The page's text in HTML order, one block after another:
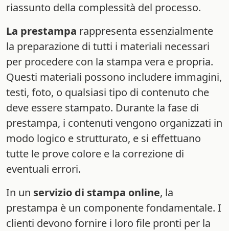
riassunto della complessità del processo.
La prestampa rappresenta essenzialmente
la preparazione di tutti i materiali necessari
per procedere con la stampa vera e propria.
Questi materiali possono includere immagini,
testi, foto, o qualsiasi tipo di contenuto che
deve essere stampato. Durante la fase di
prestampa, i contenuti vengono organizzati in
modo logico e strutturato, e si effettuano
tutte le prove colore e la correzione di
eventuali errori.
In un servizio di stampa online, la
prestampa è un componente fondamentale. I
clienti devono fornire i loro file pronti per la